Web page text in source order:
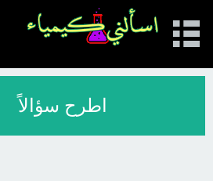
اطرح سؤالاً